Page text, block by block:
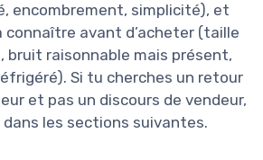
encombrement, simplicité), et
connaître avant d’acheter (taille
bruit raisonnable mais présent,
Si tu cherches un retour
et pas un discours de vendeur,
les sections suivantes.